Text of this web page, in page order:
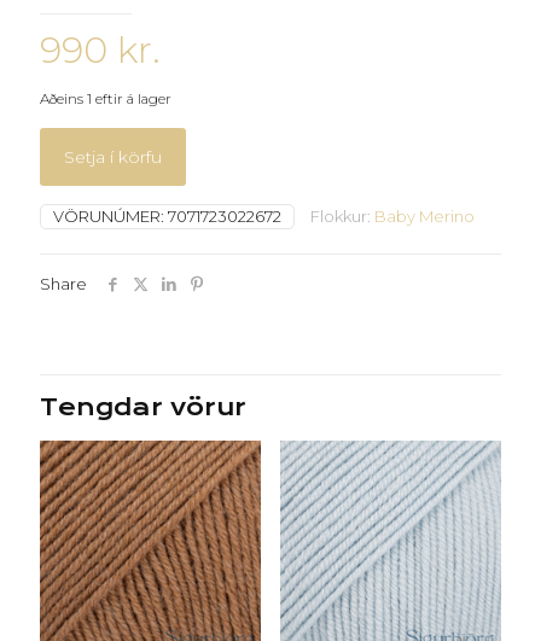
990 kr.
Aðeins 1 eftir á lager
Setja í körfu
VÖRUNÚMER: 7071723022672 Flokkur: Baby Merino
Share
Tengdar vörur